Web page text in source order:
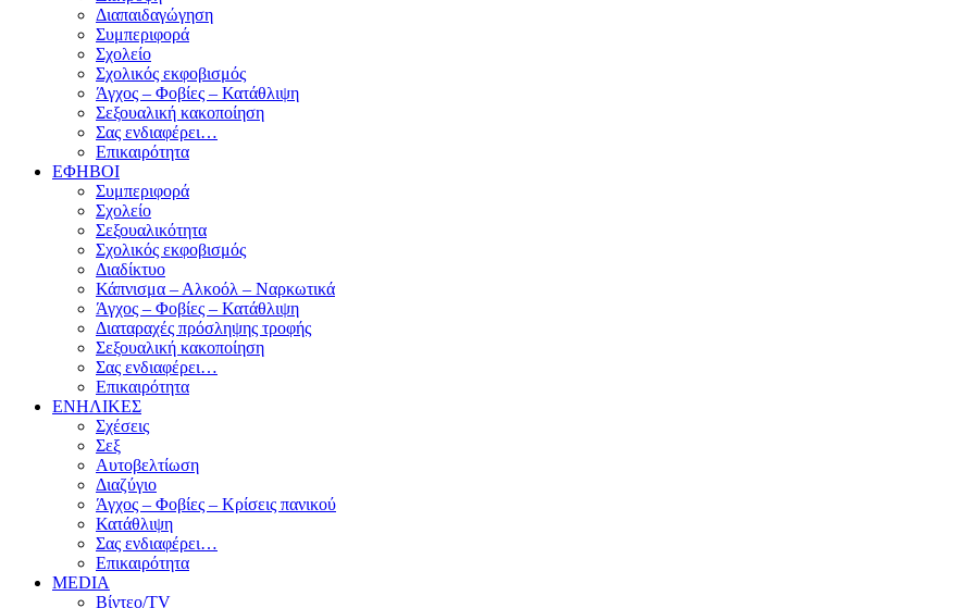
Διαπαιδαγώγηση
Συμπεριφορά
Σχολείο
Σχολικός εκφοβισμός
Άγχος – Φοβίες – Κατάθλιψη
Σεξουαλική κακοποίηση
Σας ενδιαφέρει…
Επικαιρότητα
ΕΦΗΒΟΙ
Συμπεριφορά
Σχολείο
Σεξουαλικότητα
Σχολικός εκφοβισμός
Διαδίκτυο
Κάπνισμα – Αλκοόλ – Ναρκωτικά
Άγχος – Φοβίες – Κατάθλιψη
Διαταραχές πρόσληψης τροφής
Σεξουαλική κακοποίηση
Σας ενδιαφέρει…
Επικαιρότητα
ΕΝΗΛΙΚΕΣ
Σχέσεις
Σεξ
Αυτοβελτίωση
Διαζύγιο
Άγχος – Φοβίες – Κρίσεις πανικού
Κατάθλιψη
Σας ενδιαφέρει…
Επικαιρότητα
MEDIA
Βίντεο/TV